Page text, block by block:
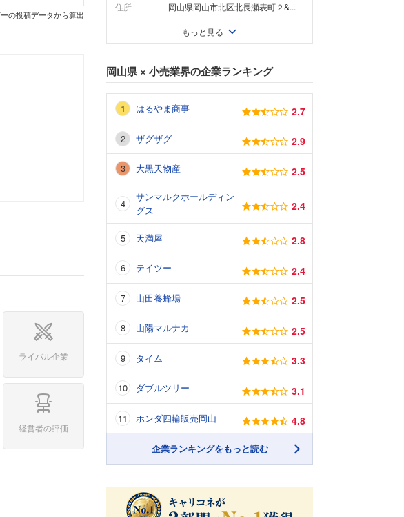
の投稿データから算出
ライバル企業
経営者の評価
住所 岡山県岡山市北区北長瀬表町２&...
もっと見る
岡山県× 小売業界の企業ランキング
はるやま商事 2.7
ザグザグ 2.9
大黒天物産 2.5
サンマルクホールディン
グス
2.4
天満屋 2.8
テイツー 2.4
山田養蜂場 2.5
山陽マルナカ 2.5
タイム 3.3
ダブルツリー 3.1
ホンダ四輪販売岡山 4.8
企業ランキングをもっと読む